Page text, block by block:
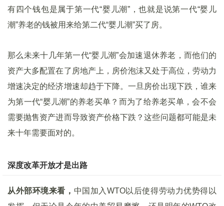
有四个钱包是属于第一代“婴儿潮”，也就是说第一代“婴儿
潮”养老的钱被用来给第二代“婴儿潮”买了房。
那么未来十几年第一代“婴儿潮”会加速退休养老，而他们的
资产大多配置在了房地产上，房价泡沫又处于高位，劳动力
增速决定的经济增速却趋于下降。一旦房价出现下跌，谁来
为第一代“婴儿潮”的养老买单？而为了给养老买单，会不会
需要抛售资产进而导致资产价格下跌？这些问题都可能是未
来十年需要面对的。
深度改革开放才是出路
从外部环境来看， 中国加入WTO以后使得劳动力优势得以